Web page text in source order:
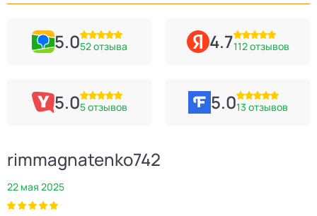
5.052 отзыва 4.7112 отзывов
5.05 отзывов 5.013 отзывов
rimmagnatenko742
22 мая 2025